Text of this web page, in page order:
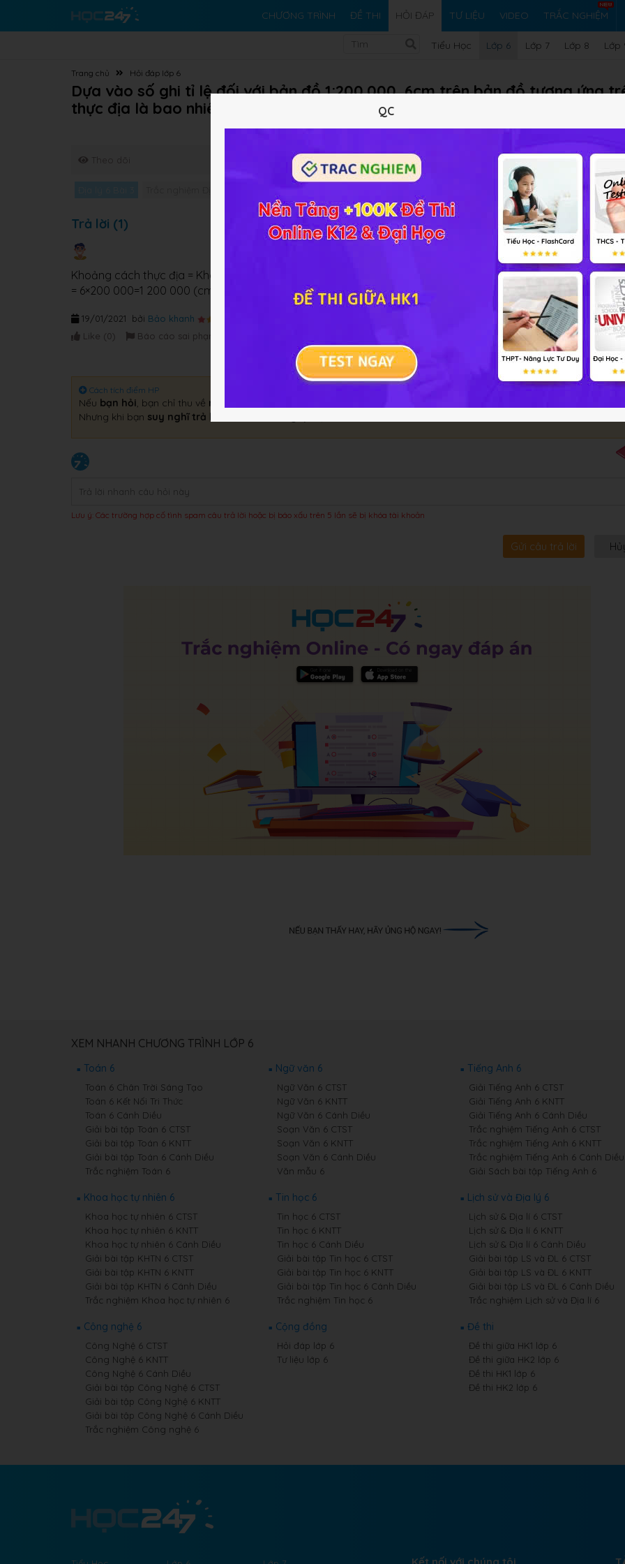
CHƯƠNG TRÌNH ĐỀ THI HỎI ĐÁP TƯ LIỆU VIDEO TRẮC NGHIỆM
Tiểu Học Lớp 6 Lớp 7 Lớp 8 Lớp
Trang chủ Hỏi đáp lớp 6
Dựa vào số ghi tỉ lệ đối với bản đồ 1:200.000, 6cm trên bản đồ tương ứng
thực địa là bao nhiêu?
Theo dõi
Trả lời (1)
Khoảng cách thực địa = Khoảng cách trên bản đồ × tỉ lệ bản đồ. Đổi ra đơn kilômet (km). Khoảng cách thực
= 6×200 000=1 200 000 (cm) = 12(km)
bởi Bảo khanh
19/01/2021
Like (0) Báo cáo sai phạm
Cách tích điểm HP
Nếu bạn hỏi, bạn chỉ thu về một câu trả lời
Nhưng khi bạn suy nghĩ trả lời
Lưu ý: Các trường hợp cố tình spam câu trả lời hoặc bị báo xấu trên 5 lần sẽ bị khóa tài khoản
Gửi câu trả lời
XEM NHANH CHƯƠNG TRÌNH LỚP 6
Toán 6
Toán 6 Chân Trời Sáng Tạo
Toán 6 Kết Nối Tri Thức
Toán 6 Cánh Diều
Giải bài tập Toán 6 CTST
Giải bài tập Toán 6 KNTT
Giải bài tập Toán 6 Cánh Diều
Trắc nghiệm Toán 6
Ngữ văn 6
Ngữ Văn 6 CTST
Ngữ Văn 6 KNTT
Ngữ Văn 6 Cánh Diều
Soạn Văn 6 CTST
Soạn Văn 6 KNTT
Soạn Văn 6 Cánh Diều
Văn mẫu 6
Tiếng Anh 6
Giải Tiếng Anh 6 CTST
Giải Tiếng Anh 6 KNTT
Giải Tiếng Anh 6 Cánh Diều
Trắc nghiệm Tiếng Anh 6 CTST
Trắc nghiệm Tiếng Anh 6 KNTT
Trắc nghiệm Tiếng Anh 6 Cánh Diều
Giải Sách bài tập Tiếng Anh 6
Khoa học tự nhiên 6
Khoa học tự nhiên 6 CTST
Khoa học tự nhiên 6 KNTT
Khoa học tự nhiên 6 Cánh Diều
Giải bài tập KHTN 6 CTST
Giải bài tập KHTN 6 KNTT
Giải bài tập KHTN 6 Cánh Diều
Trắc nghiệm Khoa học tự nhiên 6
Tin học 6
Tin học 6 CTST
Tin học 6 KNTT
Tin học 6 Cánh Diều
Giải bài tập Tin học 6 CTST
Giải bài tập Tin học 6 KNTT
Giải bài tập Tin học 6 Cánh Diều
Trắc nghiệm Tin học 6
Lịch sử và Địa lý 6
Lịch sử & Địa lí 6 CTST
Lịch sử & Địa lí 6 KNTT
Lịch sử & Địa lí 6 Cánh Diều
Giải bài tập LS và ĐL 6 CTST
Giải bài tập LS và ĐL 6 KNTT
Giải bài tập LS và ĐL 6 Cánh Diều
Trắc nghiệm Lịch sử và Địa lí 6
Công nghệ 6
Công Nghệ 6 CTST
Công Nghệ 6 KNTT
Công Nghệ 6 Cánh Diều
Giải bài tập Công Nghệ 6 CTST
Giải bài tập Công Nghệ 6 KNTT
Giải bài tập Công Nghệ 6 Cánh Diều
Trắc nghiệm Công nghệ 6
Cộng đồng
Hỏi đáp lớp 6
Tư liệu lớp 6
Đề thi
Đề thi giữa HK1 lớp 6
Đề thi giữa HK2 lớp 6
Đề thi HK1 lớp 6
Đề thi HK2 lớp 6
QC